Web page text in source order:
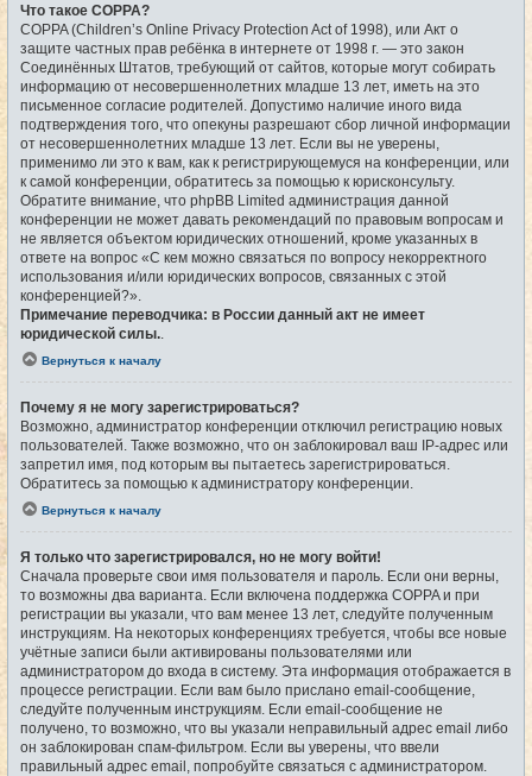
Что такое COPPA?
COPPA (Children’s Online Privacy Protection Act of 1998), или Акт о
защите частных прав ребёнка в интернете от 1998 г. — это закон
Соединённых Штатов, требующий от сайтов, которые могут собирать
информацию от несовершеннолетних младше 13 лет, иметь на это
письменное согласие родителей. Допустимо наличие иного вида
подтверждения того, что опекуны разрешают сбор личной информации
от несовершеннолетних младше 13 лет. Если вы не уверены,
применимо ли это к вам, как к регистрирующемуся на конференции, или
к самой конференции, обратитесь за помощью к юрисконсульту.
Обратите внимание, что phpBB Limited администрация данной
конференции не может давать рекомендаций по правовым вопросам и
не является объектом юридических отношений, кроме указанных в
ответе на вопрос «С кем можно связаться по вопросу некорректного
использования и/или юридических вопросов, связанных с этой
конференцией?».
Примечание переводчика: в России данный акт не имеет
юридической силы.
Вернуться к началу
Почему я не могу зарегистрироваться?
Возможно, администратор конференции отключил регистрацию новых
пользователей. Также возможно, что он заблокировал ваш IP-адрес или
запретил имя, под которым вы пытаетесь зарегистрироваться.
Обратитесь за помощью к администратору конференции.
Вернуться к началу
Я только что зарегистрировался, но не могу войти!
Сначала проверьте свои имя пользователя и пароль. Если они верны,
то возможны два варианта. Если включена поддержка COPPA и при
регистрации вы указали, что вам менее 13 лет, следуйте полученным
инструкциям. На некоторых конференциях требуется, чтобы все новые
учётные записи были активированы пользователями или
администратором до входа в систему. Эта информация отображается в
процессе регистрации. Если вам было прислано email-сообщение,
следуйте полученным инструкциям. Если email-сообщение не
получено, то возможно, что вы указали неправильный адрес email либо
он заблокирован спам-фильтром. Если вы уверены, что ввели
правильный адрес email, попробуйте связаться с администратором.